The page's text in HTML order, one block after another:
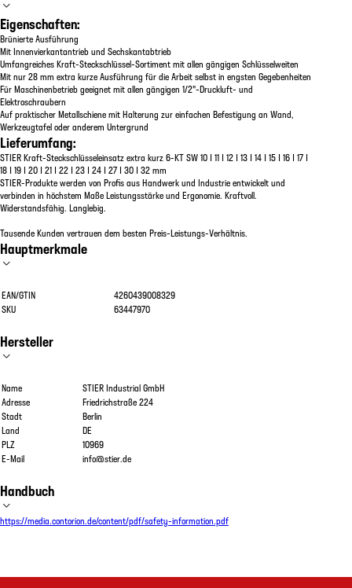
Eigenschaften:
Brünierte Ausführung
Mit Innenvierkantantrieb und Sechskantabtrieb
Umfangreiches Kraft-Steckschlüssel-Sortiment mit allen gängigen Schlüsselweiten
Mit nur 28 mm extra kurze Ausführung für die Arbeit selbst in engsten Gegebenheiten
Für Maschinenbetrieb geeignet mit allen gängigen 1/2"-Druckluft- und
Elektroschraubern
Auf praktischer Metallschiene mit Halterung zur einfachen Befestigung an Wand,
Werkzeugtafel oder anderem Untergrund
Lieferumfang:
STIER Kraft-Steckschlüsseleinsatz extra kurz 6-KT SW 10 | 11 | 12 | 13 | 14 | 15 | 16 | 17 |
18 | 19 | 20 | 21 | 22 | 23 | 24 | 27 | 30 | 32 mm
STIER-Produkte werden von Profis aus Handwerk und Industrie entwickelt und
verbinden in höchstem Maße Leistungsstärke und Ergonomie. Kraftvoll.
Widerstandsfähig. Langlebig.
Tausende Kunden vertrauen dem besten Preis-Leistungs-Verhältnis.
Hauptmerkmale
EAN/GTIN
4260439008329
SKU
63447970
Hersteller
Name
STIER Industrial GmbH
Adresse
Friedrichstraße 224
Stadt
Berlin
Land
DE
PLZ
10969
E-Mail
info@stier.de
Handbuch
https://media.contorion.de/content/pdf/safety-information.pdf